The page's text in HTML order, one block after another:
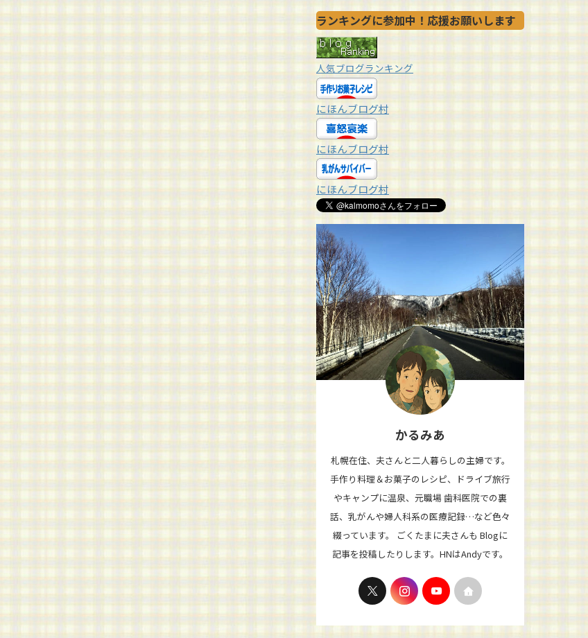
ランキングに参加中！応援お願いします
人気ブログランキング
にほんブログ村
にほんブログ村
にほんブログ村
かるみあ
札幌在住、夫さんと二人暮らしの主婦です。
手作り料理＆お菓子のレシピ、ドライブ旅行
やキャンプに温泉、元職場 歯科医院での裏
話、乳がんや婦人科系の医療記録…など色々
綴っています。 ごくたまに夫さんも Blogに
記事を投稿したりします。HNはAndyです。